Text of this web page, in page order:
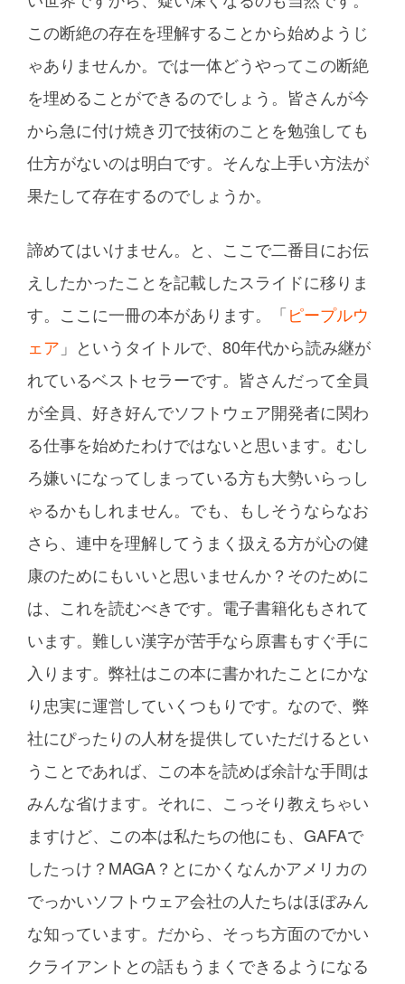
この断絶の存在を理解することから始めようじ
ゃありませんか。では一体どうやってこの断絶
を埋めることができるのでしょう。皆さんが今
から急に付け焼き刃で技術のことを勉強しても
仕方がないのは明白です。そんな上手い方法が
果たして存在するのでしょうか。
諦めてはいけません。と、ここで二番目にお伝
えしたかったことを記載したスライドに移りま
す。ここに一冊の本があります。「ピープルウ
ェア 」というタイトルで、80年代から読み継が
れているベストセラーです。皆さんだって全員
が全員、好き好んでソフトウェア開発者に関わ
る仕事を始めたわけではないと思います。むし
ろ嫌いになってしまっている方も大勢いらっし
ゃるかもしれません。でも、もしそうならなお
さら、連中を理解してうまく扱える方が心の健
康のためにもいいと思いませんか？そのために
は、これを読むべきです。電子書籍化もされて
います。難しい漢字が苦手なら原書もすぐ手に
入ります。弊社はこの本に書かれたことにかな
り忠実に運営していくつもりです。なので、弊
社にぴったりの人材を提供していただけるとい
うことであれば、この本を読めば余計な手間は
みんな省けます。それに、こっそり教えちゃい
ますけど、この本は私たちの他にも、GAFAで
したっけ？MAGA？とにかくなんかアメリカの
でっかいソフトウェア会社の人たちはほぼみん
な知っています。だから、そっち方面のでかい
クライアントとの話もうまくできるようになる